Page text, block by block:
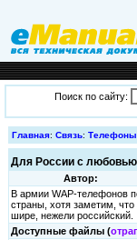
Поиск по сайту:
Главная: Связь: Телефоны
Для России с любовью
Автор:
В армии WAP-телефонов
страны, хотя заметим,
шире, нежели российский.
Доступные файлы (